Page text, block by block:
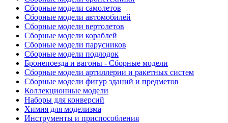
Сборные модели самолетов
Сборные модели автомобилей
Сборные модели вертолетов
Сборные модели кораблей
Сборные модели парусников
Сборные модели подлодок
Бронепоезда и вагоны - Сборные модели
Сборные модели артиллерии и ракетных систем
Сборные модели фигур зданий и предметов
Коллекционные модели
Наборы для конверсий
Химия для моделизма
Инструменты и приспособления